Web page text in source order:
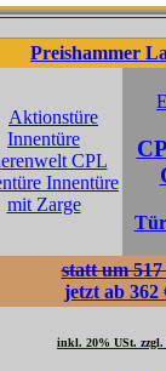
Lagerware
Element-
CPL
Grau
Türblatt
statt um 517 €uro
jetzt ab 362 €uro
20% USt. zzgl. Versand